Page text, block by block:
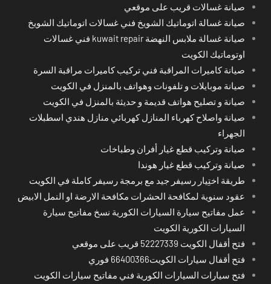
صيانة غسالات قريب على موقعي
صيانة غسالة اتوماتيك الشويخ فني غسالات اتوماتيك الشويخ
صيانة غسالة ملابس النهضة kuwait repair فني غسالات
اوتوماتيك الكويت
صيانة كاميرات المراقبة فني تركيب كاميرات مراقبة السرة
صيانة موبايلات و تلفونات وهواتف بالمنزل في الكويت
صيانة و تصليح هواتف قديمة و حديثة بالمنزل في الكويت
صيانة واصلاح كهرباء المنازل كهربائي منازل هندي اسطبلات
الجهراء
صيانة وتركيب قطع غيار أفران وطباخات
صيانة وتركيب قطع غيار هوندا
طريقة اختِيار رسيفر جيد مع برمجة رسيفر كاملة في الكويت
عقود سنوية لمكافحة الحشرات مكافحة الارضة او النمل الابيض
عمل مفاتيح سيارة السيارات الكورية نسخ مفاتيح سيارة
السيارات الكورية الكويت
فتح أقفال الكويت 52227339 قريب على موقعي
فتح أقفال سيارات الكويت66400366 فوري
فتح سيارات السيارات الكورية فني مفاتيح سيارات الكويت